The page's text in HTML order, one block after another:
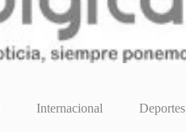
Internacional Deportes